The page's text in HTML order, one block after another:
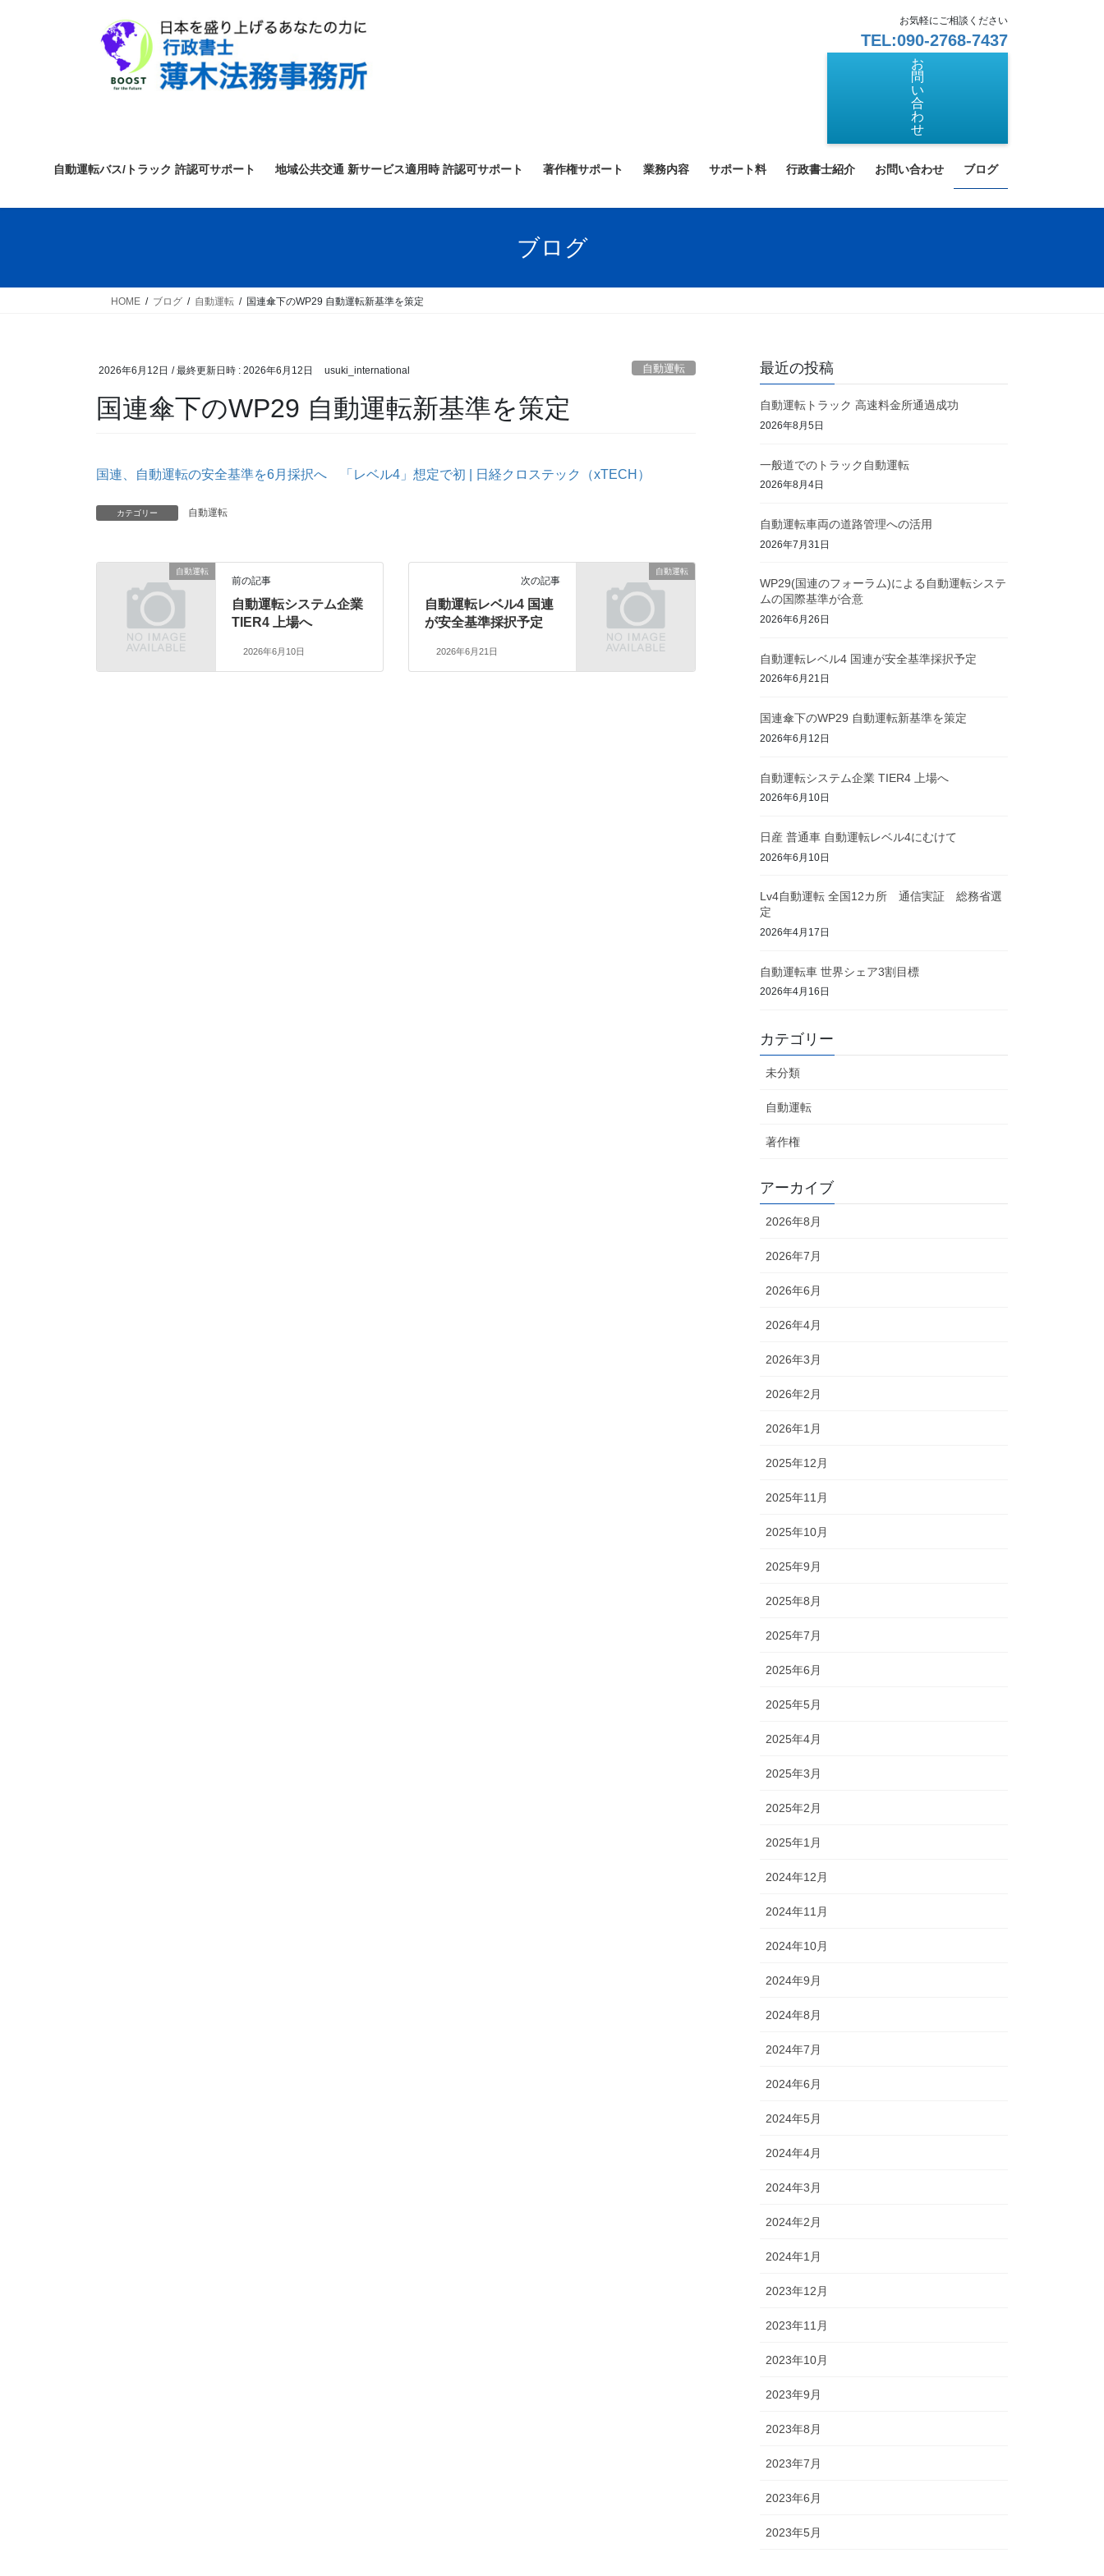
お気軽にご相談ください
TEL:090-2768-7437
お
問
い
合
わ
せ
自動運転バス/トラック 許認可サポート 地域公共交通 新サービス適用時 許認可サポート 著作権サポート 業務内容 サポート料 行政書士紹介 お問い合わせ ブログ
ブログ
HOME ブログ 自動運転 国連傘下のWP29 自動運転新基準を策定
2026年6月12日 / 最終更新日時 : 2026年6月12日 usuki_international 自動運転
国連傘下のWP29 自動運転新基準を策定
国連、自動運転の安全基準を6月採択へ 「レベル4」想定で初 | 日経クロステック（xTECH）
カテゴリー 自動運転
自動運転
前の記事
自動運転システム企業
TIER4 上場へ
2026年6月10日
自動運転
次の記事
自動運転レベル4 国連
が安全基準採択予定
2026年6月21日
最近の投稿
自動運転トラック 高速料金所通過成功
2026年8月5日
一般道でのトラック自動運転
2026年8月4日
自動運転車両の道路管理への活用
2026年7月31日
WP29(国連のフォーラム)による自動運転システ
ムの国際基準が合意
2026年6月26日
自動運転レベル4 国連が安全基準採択予定
2026年6月21日
国連傘下のWP29 自動運転新基準を策定
2026年6月12日
自動運転システム企業 TIER4 上場へ
2026年6月10日
日産 普通車 自動運転レベル4にむけて
2026年6月10日
Lv4自動運転 全国12カ所 通信実証 総務省選
定
2026年4月17日
自動運転車 世界シェア3割目標
2026年4月16日
カテゴリー
未分類
自動運転
著作権
アーカイブ
2026年8月
2026年7月
2026年6月
2026年4月
2026年3月
2026年2月
2026年1月
2025年12月
2025年11月
2025年10月
2025年9月
2025年8月
2025年7月
2025年6月
2025年5月
2025年4月
2025年3月
2025年2月
2025年1月
2024年12月
2024年11月
2024年10月
2024年9月
2024年8月
2024年7月
2024年6月
2024年5月
2024年4月
2024年3月
2024年2月
2024年1月
2023年12月
2023年11月
2023年10月
2023年9月
2023年8月
2023年7月
2023年6月
2023年5月